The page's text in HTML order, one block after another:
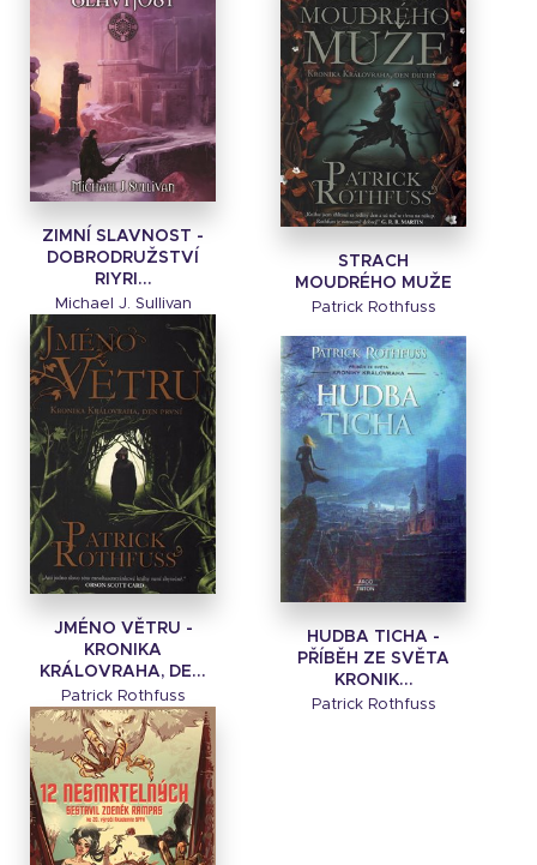
ZIMNÍ SLAVNOST -
DOBRODRUŽSTVÍ
RIYRI...
Michael J. Sullivan
STRACH
MOUDRÉHO MUŽE
Patrick Rothfuss
JMÉNO VĚTRU -
KRONIKA
KRÁLOVRAHA, DE...
Patrick Rothfuss
HUDBA TICHA -
PŘÍBĚH ZE SVĚTA
KRONIK...
Patrick Rothfuss